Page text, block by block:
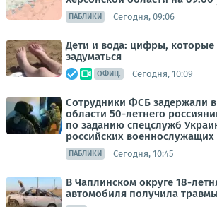
ПАБЛИКИ Сегодня, 09:06
Дети и вода: цифры, которые
задуматься
ОФИЦ. Сегодня, 10:09
Сотрудники ФСБ задержали
области 50-летнего
по заданию спецслужб
российских военнослужащих
ПАБЛИКИ Сегодня, 10:45
В Чаплинском округе 18-
автомобиля получила